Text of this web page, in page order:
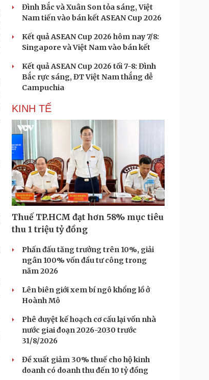
Đình Bắc và Xuân Son tỏa sáng, Việt
Nam tiến vào bán kết ASEAN Cup 2026
Kết quả ASEAN Cup 2026 hôm nay 7/8:
Singapore và Việt Nam vào bán kết
Kết quả ASEAN Cup 2026 tối 7-8: Đình
Bắc rực sáng, ĐT Việt Nam thắng dễ
Campuchia
KINH TẾ
Thuế TP.HCM đạt hơn 58% mục tiêu
thu 1 triệu tỷ đồng
Phấn đấu tăng trưởng trên 10%, giải
ngân 100% vốn đầu tư công trong
năm 2026
Lên biên giới xem bí ngô khổng lồ ở
Hoành Mô
Phê duyệt kế hoạch cơ cấu lại vốn nhà
nước giai đoạn 2026-2030 trước
31/8/2026
Đề xuất giảm 30% thuế cho hộ kinh
doanh có doanh thu đến 10 tỷ đồng